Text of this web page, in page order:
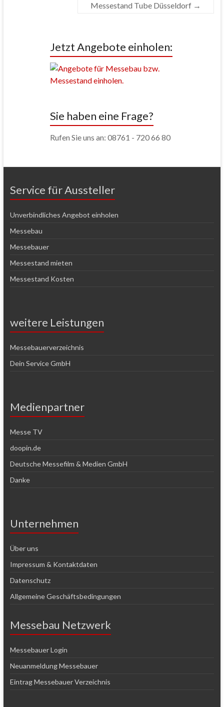
Messestand Tube Düsseldorf →
Jetzt Angebote einholen:
Sie haben eine Frage?
Rufen Sie uns an: 08761 - 720 66 80
Service für Aussteller
Unverbindliches Angebot einholen
Messebau
Messebauer
Messestand mieten
Messestand Kosten
weitere Leistungen
Messebauerverzeichnis
Dein Service GmbH
Medienpartner
Messe TV
doopin.de
Deutsche Messefilm & Medien GmbH
Danke
Unternehmen
Über uns
Impressum & Kontaktdaten
Datenschutz
Allgemeine Geschäftsbedingungen
Messebau Netzwerk
Messebauer Login
Neuanmeldung Messebauer
Eintrag Messebauer Verzeichnis